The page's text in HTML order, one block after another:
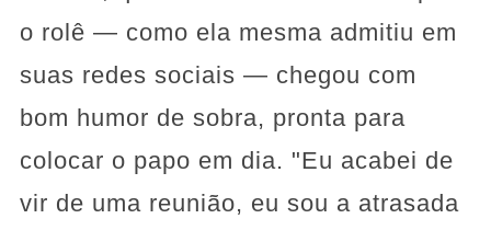
o rolê — como ela mesma admitiu em
suas redes sociais — chegou com
bom humor de sobra, pronta para
colocar o papo em dia. "Eu acabei de
vir de uma reunião, eu sou a atrasada